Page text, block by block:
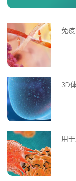
免
3D
用